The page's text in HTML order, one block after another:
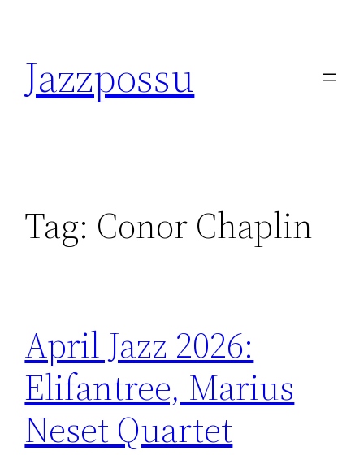
content
Jazzpossu
Tag: Conor Chaplin
April Jazz 2026:
Elifantree, Marius
Neset Quartet